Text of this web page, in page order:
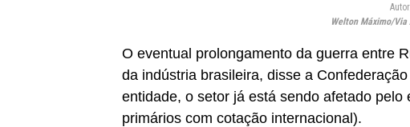
Welton Máximo/
O eventual prolongamento da guerra entre
da indústria brasileira, disse a
entidade, o setor já está sendo afetado
primários com cotação internacional).